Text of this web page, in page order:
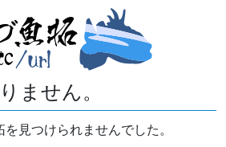
ません。
見つけられませんでした。